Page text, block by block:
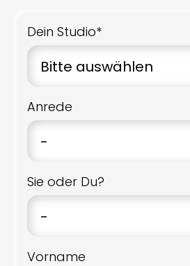
Dein Studio*
Anrede
Sie oder Du?
Vorname